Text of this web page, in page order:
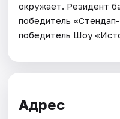
окружает. Резидент
победитель
победитель Шоу
Адрес